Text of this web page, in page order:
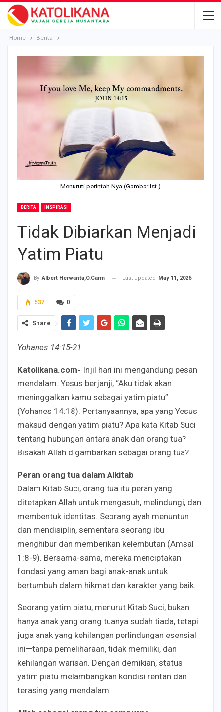
Home Berita
Menuruti perintah-Nya (Gambar Ist.)
BERITA INSPIRASI
Tidak Dibiarkan Menjadi
Yatim Piatu
By Albert Herwanta,O.Carm Last updated May 11, 2026
0
537
Share
Yohanes 14:15-21
Katolikana.com- Injil hari ini mengandung pesan
mendalam. Yesus berjanji, “Aku tidak akan
meninggalkan kamu sebagai yatim piatu”
(Yohanes 14:18). Pertanyaannya, apa yang Yesus
maksud dengan yatim piatu? Apa kata Kitab Suci
tentang hubungan antara anak dan orang tua?
Bisakah Allah digambarkan sebagai orang tua?
Peran orang tua dalam Alkitab
Dalam Kitab Suci, orang tua itu peran yang
ditetapkan Allah untuk mengasuh, melindungi, dan
membentuk identitas. Seorang ayah menuntun
dan mendisiplin, sementara seorang ibu
menghibur dan memberikan kelembutan (Amsal
1:8-9). Bersama-sama, mereka menciptakan
fondasi yang aman bagi anak-anak untuk
bertumbuh dalam hikmat dan karakter yang baik.
Seorang yatim piatu, menurut Kitab Suci, bukan
hanya anak yang orang tuanya sudah tiada, tetapi
juga anak yang kehilangan perlindungan esensial
ini—tanpa pemeliharaan, tidak memiliki, dan
kehilangan warisan. Dengan demikian, status
yatim piatu melambangkan kondisi rentan dan
terasing yang mendalam.